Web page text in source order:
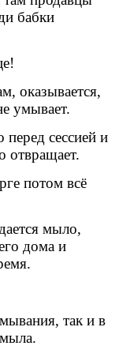
бабки
оказывается,
умывает.
сессией и
отвращает.
потом всё
мыло,
дома и
так и в